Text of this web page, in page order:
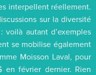
interpellent réellement.
sur la diversité
autant d’exemples
se mobilise également
Moisson Laval, pour
en février dernier. Rien